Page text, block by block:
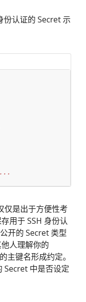
份认证的 Secret 示
仅是出于方便性考
用于 SSH 身份认
开的 Secret 类型
人理解你的
主键名形成约定。
Secret 中是否设定